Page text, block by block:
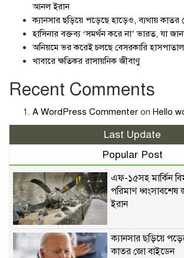
আনল ইরান
ক্যানসার ছড়িয়ে পড়েছে হাড়েও, ব্যথায়
হাসিনার বক্তব্য ‘সমর্থন করে না’ ভারত, যা
অনিয়মে ভর করেই চলছে বেসরকারি হাসপাতাল
খাবারে ক্ষতিকর রাসায়নিক জীবাণু
Recent Comments
A WordPress Commenter on Hello
Last Update
Popular Post
এফ-১৫সহ মার্কিন
পরিমাণ
ইরান
ক্যানসার ছড়িয়ে
কাতর জো বাইডেন